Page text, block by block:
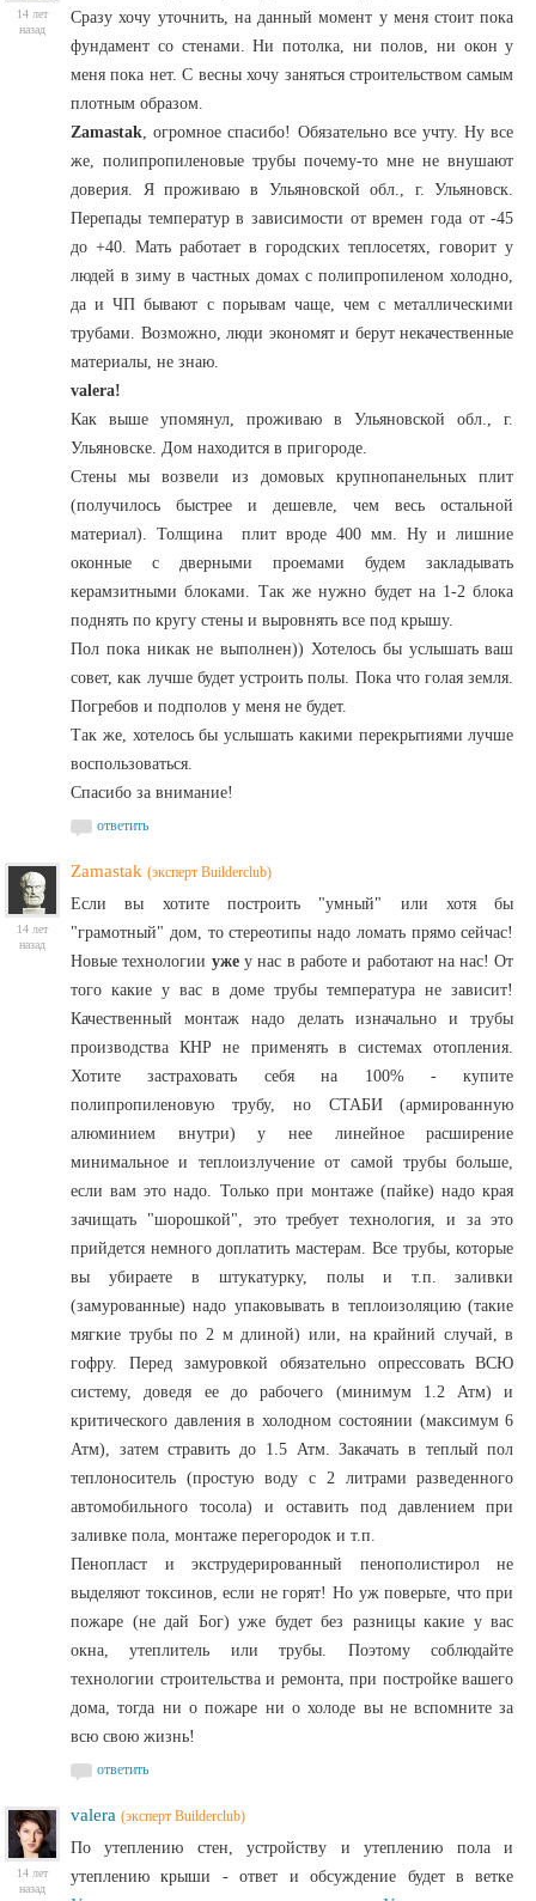
14 лет
назад
Сразу хочу уточнить, на данный момент у меня стоит пока
фундамент со стенами. Ни потолка, ни полов, ни окон у
меня пока нет. С весны хочу заняться строительством самым
плотным образом.
Zamastak, огромное спасибо! Обязательно все учту. Ну все
же, полипропиленовые трубы почему-то мне не внушают
доверия. Я проживаю в Ульяновской обл., г. Ульяновск.
Перепады температур в зависимости от времен года от -45
до +40. Мать работает в городских теплосетях, говорит у
людей в зиму в частных домах с полипропиленом холодно,
да и ЧП бывают с порывам чаще, чем с металлическими
трубами. Возможно, люди экономят и берут некачественные
материалы, не знаю.
valera!
Как выше упомянул, проживаю в Ульяновской обл., г.
Ульяновске. Дом находится в пригороде.
Стены мы возвели из домовых крупнопанельных плит
(получилось быстрее и дешевле, чем весь остальной
материал). Толщина плит вроде 400 мм. Ну и лишние
оконные с дверными проемами будем закладывать
керамзитными блоками. Так же нужно будет на 1-2 блока
поднять по кругу стены и выровнять все под крышу.
Пол пока никак не выполнен)) Хотелось бы услышать ваш
совет, как лучше будет устроить полы. Пока что голая земля.
Погребов и подполов у меня не будет.
Так же, хотелось бы услышать какими перекрытиями лучше
воспользоваться.
Спасибо за внимание!
ответить
14 лет
назад
Zamastak (эксперт Builderclub)
Если вы хотите построить "умный" или хотя бы
"грамотный" дом, то стереотипы надо ломать прямо сейчас!
Новые технологии ужеу нас в работе и работают на нас! От
того какие у вас в доме трубы температура не зависит!
Качественный монтаж надо делать изначально и трубы
производства КНР не применять в системах отопления.
Хотите застраховать себя на 100% - купите
полипропиленовую трубу, но СТАБИ (армированную
алюминием внутри) у нее линейное расширение
минимальное и теплоизлучение от самой трубы больше,
если вам это надо. Только при монтаже (пайке) надо края
зачищать "шорошкой", это требует технология, и за это
прийдется немного доплатить мастерам. Все трубы, которые
вы убираете в штукатурку, полы и т.п. заливки
(замурованные) надо упаковывать в теплоизоляцию (такие
мягкие трубы по 2 м длиной) или, на крайний случай, в
гофру. Перед замуровкой обязательно опрессовать ВСЮ
систему, доведя ее до рабочего (минимум 1.2 Атм) и
критического давления в холодном состоянии (максимум 6
Атм), затем стравить до 1.5 Атм. Закачать в теплый пол
теплоноситель (простую воду с 2 литрами разведенного
автомобильного тосола) и оставить под давлением при
заливке пола, монтаже перегородок и т.п.
Пенопласт и экструдерированный пенополистирол не
выделяют токсинов, если не горят! Но уж поверьте, что при
пожаре (не дай Бог) уже будет без разницы какие у вас
окна, утеплитель или трубы. Поэтому соблюдайте
технологии строительства и ремонта, при постройке вашего
дома, тогда ни о пожаре ни о холоде вы не вспомните за
всю свою жизнь!
ответить
14 лет
назад
valera (эксперт Builderclub)
По утеплению стен, устройству и утеплению пола и
утеплению крыши - ответ и обсуждение будет в ветке